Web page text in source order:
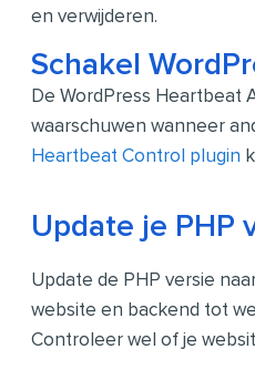
en verwijderen.
Schakel
De WordPress Heartbeat
waarschuwen wanneer
Heartbeat Control plugin
Update je PHP
Update de PHP versie
website en backend tot
Controleer wel of je